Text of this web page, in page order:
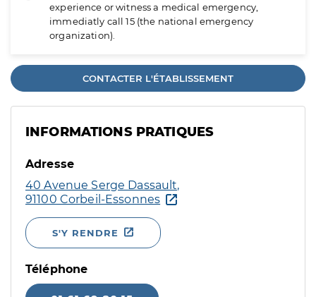
experience or witness a medical emergency,
immediatly call 15 (the national emergency
organization).
CONTACTER L'ÉTABLISSEMENT
INFORMATIONS PRATIQUES
Adresse
40 Avenue Serge Dassault,
91100 Corbeil-Essonnes
S'Y RENDRE
Téléphone